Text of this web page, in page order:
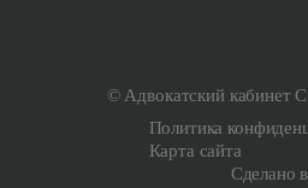
© Адвокатский кабинет
Политика
Карта сайта
Сделано в